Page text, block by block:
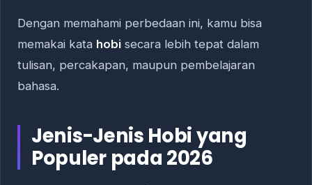
Dengan memahami perbedaan ini, kamu bisa
memakai kata hobi secara lebih tepat dalam
tulisan, percakapan, maupun pembelajaran
bahasa.
Jenis-Jenis Hobi yang
Populer pada 2026